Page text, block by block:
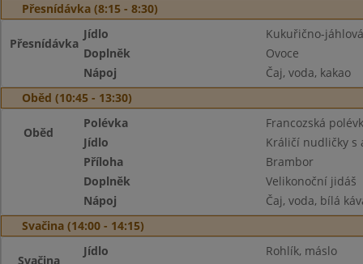
Přesnídávka (8:15 - 8:30)
Přesnídávka
Jídlo
Kukuřično-
Doplněk
Ovoce
Nápoj
Čaj, voda, kakao
Oběd (10:45 - 13:30)
Oběd
Polévka
Francozská
Jídlo
Králičí nudličky s
Příloha
Brambor
Doplněk
Velikonoční jidáš
Nápoj
Čaj, voda, bílá
Svačina (14:00 - 14:15)
Svačina
Jídlo
Rohlík, máslo